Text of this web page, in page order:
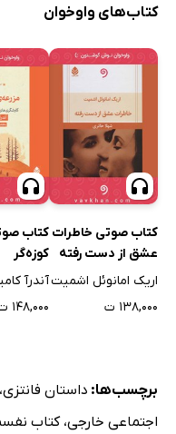
کتاب‌های واوخوان
کتاب صوتی خاطرات
عشق از دست رفته
اریک امانوئل اشمیت
۱۳۸,۰۰۰ ت
کتاب
کوزه‌گر
آندرآ
۱۴۸,۰۰۰ ت
برچسب‌ها: داستان فانتزی،
اجتماعی خارجی،کتاب